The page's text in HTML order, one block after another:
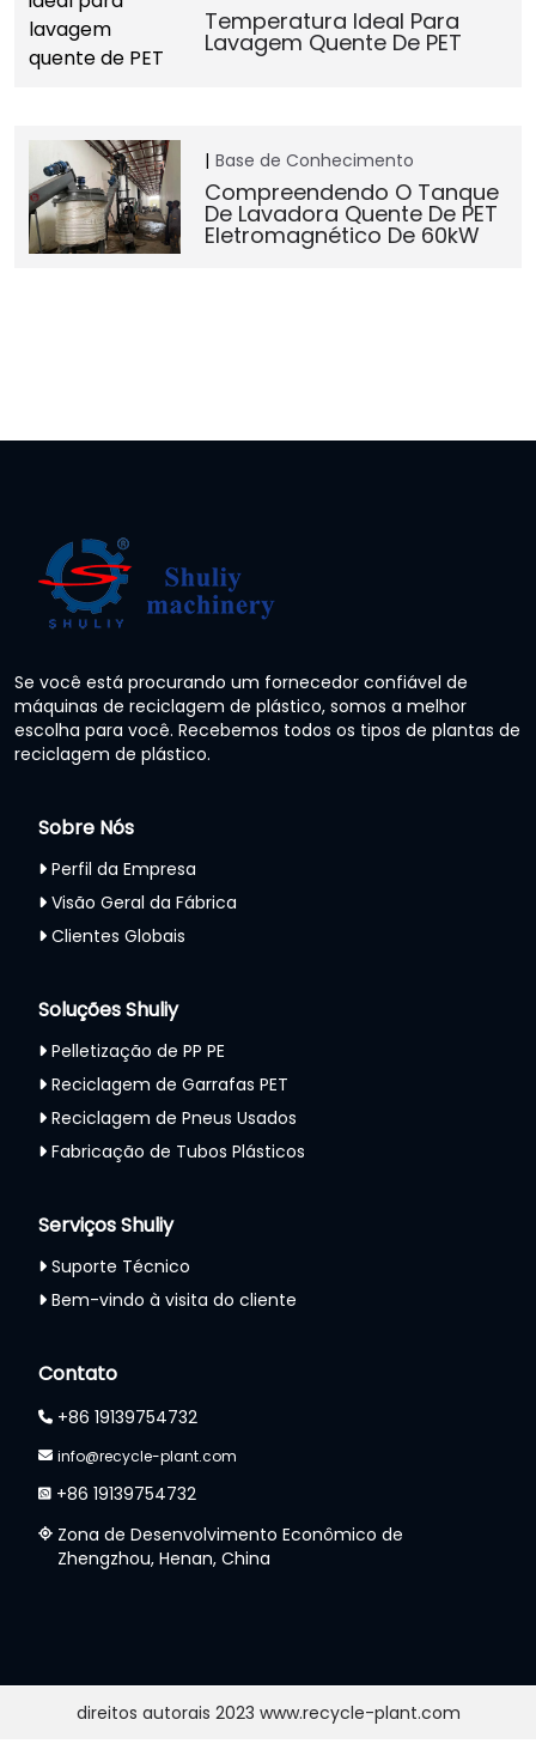
Temperatura Ideal Para
Lavagem Quente De PET
Base de Conhecimento
Compreendendo O Tanque
De Lavadora Quente De PET
Eletromagnético De 60kW
Se você está procurando um fornecedor confiável de
máquinas de reciclagem de plástico, somos a melhor
escolha para você. Recebemos todos os tipos de plantas de
reciclagem de plástico.
Sobre Nós
Perfil da Empresa
Visão Geral da Fábrica
Clientes Globais
Soluções Shuliy
Pelletização de PP PE
Reciclagem de Garrafas PET
Reciclagem de Pneus Usados
Fabricação de Tubos Plásticos
Serviços Shuliy
Suporte Técnico
Bem-vindo à visita do cliente
Contato
+86 19139754732
info@recycle-plant.com
+86 19139754732
Zona de Desenvolvimento Econômico de
Zhengzhou, Henan, China
direitos autorais 2023 www.recycle-plant.com